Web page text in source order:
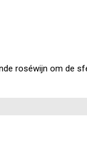
roséwijn om de